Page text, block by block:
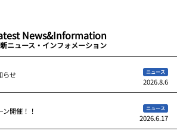
News&Information
ニュース・インフォメーション
らせ ニュース
2026.8.6
開催！！ ニュース
2026.6.17